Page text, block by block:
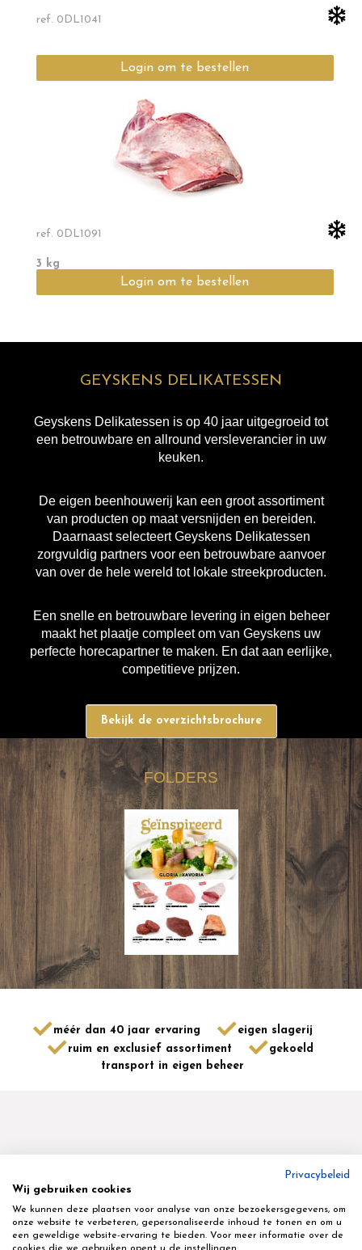
ref. 0DL1041
Login om te bestellen
ref. 0DL1091
3 kg
Login om te bestellen
GEYSKENS DELIKATESSEN
Geyskens Delikatessen is op 40 jaar uitgegroeid tot
een betrouwbare en allround versleverancier in uw
keuken.
De eigen beenhouwerij kan een groot assortiment
van producten op maat versnijden en bereiden.
Daarnaast selecteert Geyskens Delikatessen
zorgvuldig partners voor een betrouwbare aanvoer
van over de hele wereld tot lokale streekproducten.
Een snelle en betrouwbare levering in eigen beheer
maakt het plaatje compleet om van Geyskens uw
perfecte horecapartner te maken. En dat aan eerlijke,
competitieve prijzen.
Bekijk de overzichtsbrochure
FOLDERS
méér dan 40 jaar ervaring
eigen slagerij
ruim en exclusief assortiment
gekoeld
transport in eigen beheer
Terbekstraat 16 - 3580 - Beringen - tel 011 45 80 70
Privacybeleid
Wij gebruiken cookies
We kunnen deze plaatsen voor analyse van onze bezoekersgegevens, om
onze website te verbeteren, gepersonaliseerde inhoud te tonen en om u
een geweldige website-ervaring te bieden. Voor meer informatie over de